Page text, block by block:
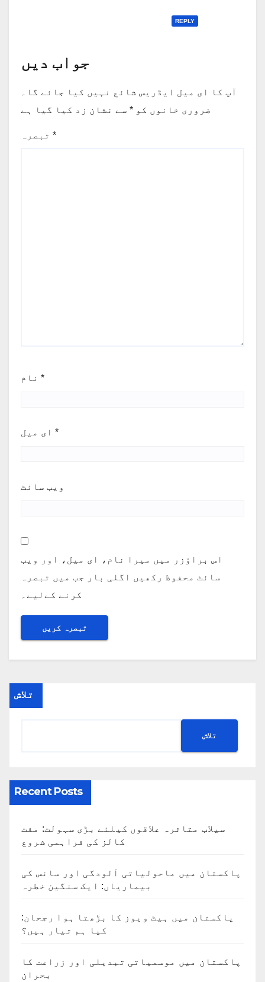
REPLY
جواب دیں
آپ کا ای میل ایڈریس شائع نہیں کیا جائے گا۔
ضروری خانوں کو * سے نشان زد کیا گیا ہے
*
*
*
ویب‌ سائٹ
اس براؤزر میں میرا نام، ای میل، اور ویب
سائٹ محفوظ رکھیں اگلی بار جب میں تبصرہ
کرنے کےلیے۔
تلاش
تلاش
Recent Posts
سیلاب متاثرہ علاقوں کیلئے بڑی سہولت: مفت
کالز کی فراہمی شروع
پاکستان میں ماحولیاتی آلودگی اور سانس کی
بیماریاں: ایک سنگین خطرہ
پاکستان میں ہیٹ ویوز کا بڑھتا ہوا رجحان:
کیا ہم تیار ہیں؟
پاکستان میں موسمیاتی تبدیلی اور زراعت کا
بحران